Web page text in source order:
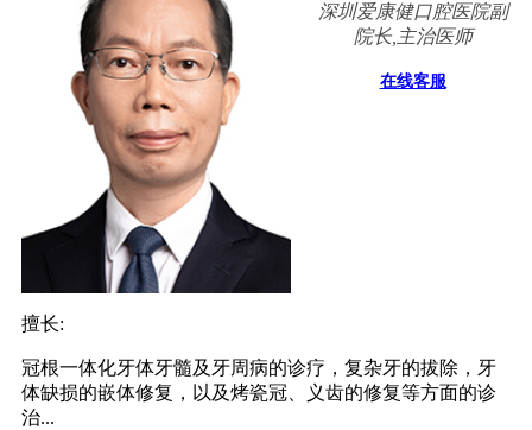
深圳爱康健口腔医院副
院长,主治医师
在线客服
擅长:
冠根一体化牙体牙髓及牙周病的诊疗，复杂牙的拔除，牙
体缺损的嵌体修复，以及烤瓷冠、义齿的修复等方面的诊
治...